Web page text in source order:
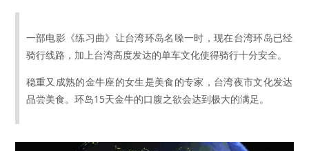
一部电影《练习曲》让台湾环岛名噪一时，现在台湾环岛已经成
骑行线路，加上台湾高度发达的单车文化使得骑行十分安全。
稳重又成熟的金牛座的女生是美食的专家，台湾夜市文化发达。
品尝美食。环岛15天金牛的口腹之欲会达到极大的满足。